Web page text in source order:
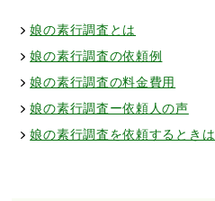
娘の素行調査とは
娘の素行調査の依頼例
娘の素行調査の料金費用
娘の素行調査ー依頼人の声
娘の素行調査を依頼するときは